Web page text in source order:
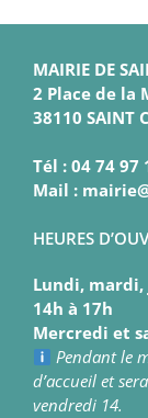
MAIRIE DE
2 Place de la
38110 SAINT
Tél : 04 74 97
Mail :
HEURES
Lundi,
14h à 17h
Mercredi et
Pendant le
d’accueil et
vendredi 14.